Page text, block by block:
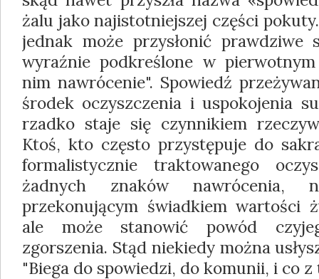
żalu jako najistotniejszej części
jednak może przysłonić prawdziwe
wyraźnie podkreślone w
nim nawrócenie". Spowiedź
środek oczyszczenia i uspokojenia
rzadko staje się czynnikiem
Ktoś, kto często przystępuje do
formalistycznie traktowanego
żadnych znaków
przekonującym świadkiem wartości
ale może stanowić powód
zgorszenia. Stąd niekiedy można
"Biega do spowiedzi, do komunii, i co z